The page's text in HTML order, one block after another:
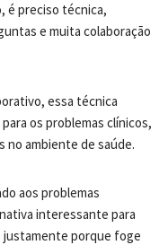
é preciso técnica,
e muita colaboração
essa técnica
os problemas clínicos,
no ambiente de saúde.
aos problemas
interessante para
justamente porque foge